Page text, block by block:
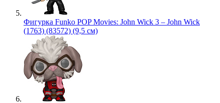
Фигурка Funko POP Movies: John Wick 3 – John Wick
(1763) (83572) (9,5 см)